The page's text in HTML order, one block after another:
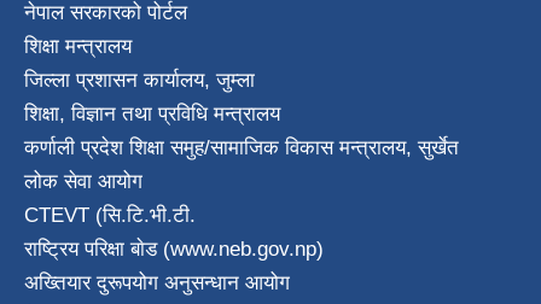
नेपाल सरकारको पोर्टल
शिक्षा मन्त्रालय
जिल्ला प्रशासन कार्यालय, जुम्ला
शिक्षा, विज्ञान तथा प्रविधि मन्त्रालय
कर्णाली प्रदेश शिक्षा समुह/सामाजिक विकास मन्त्रालय, सुर्खेत
लोक सेवा आयोग
CTEVT (सि.टि.भी.टी.
राष्ट्रिय परिक्षा बाेड (www.neb.gov.np)
अख्तियार दुरूपयोग अनुसन्धान आयोग